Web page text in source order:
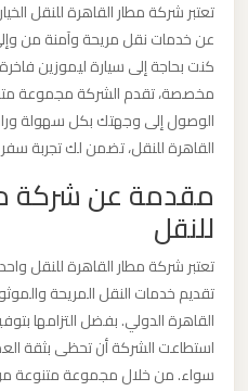
تعتبر شركة مطار القاهرة للنقل
عن خدمات نقل مريحة وآمنة من
كنت بحاجة إلى سيارة ليموزين
مخصصة، تقدم الشركة مجموعة
الوصول إلى وجهتك بكل سهولة
القاهرة للنقل، تضمن لك تجربة سفر
مقدمة عن شركة
للنقل
تعتبر شركة مطار القاهرة للنقل
تقديم خدمات النقل المريحة
القاهرة الدولي. بفضل التزامها
استطاعت الشركة أن تحظى بثقة
سواء. من خلال مجموعة متنوعة
ليموزين
مطار
مرسي
مطروح
ليموزين
مطار
الشيخ
ليموزين
مطار